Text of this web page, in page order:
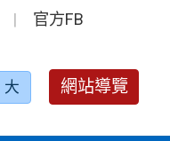
官方FB
大 網站導覽